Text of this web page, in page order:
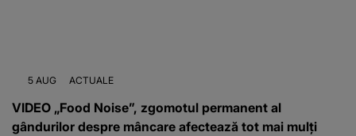
5 AUG ACTUALE
VIDEO „Food Noise”, zgomotul permanent al
gândurilor despre mâncare afectează tot mai mulți